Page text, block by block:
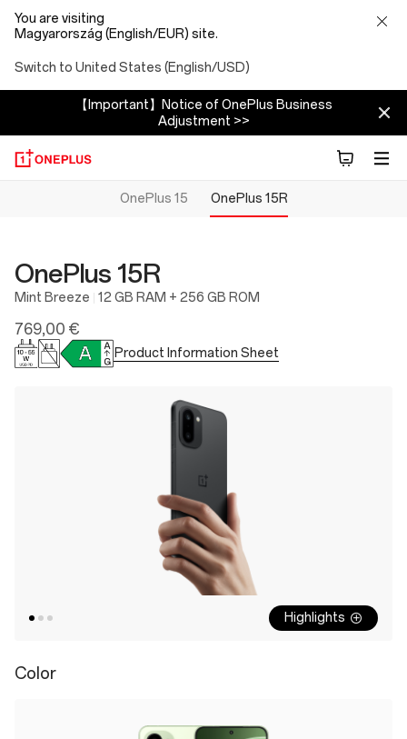
You are visiting
Magyarország (English/EUR) site.
Switch to United States (English/USD)
【Important】Notice of OnePlus Business
Adjustment >>
OnePlus 15 OnePlus 15R
OnePlus 15R
Mint Breeze 12 GB RAM + 256 GB ROM
769,00 €
Product Information Sheet
Highlights
Color